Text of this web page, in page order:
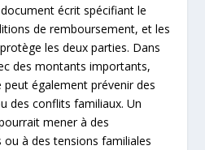
écrit spécifiant le
de remboursement, et les
les deux parties. Dans
des montants importants,
également prévenir des
des conflits familiaux. Un
mener à des
à des tensions familiales